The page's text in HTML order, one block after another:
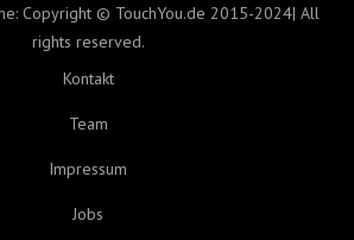
Copyright © TouchYou.de 2015-2024| All
rights reserved.
Kontakt
Team
Impressum
Jobs